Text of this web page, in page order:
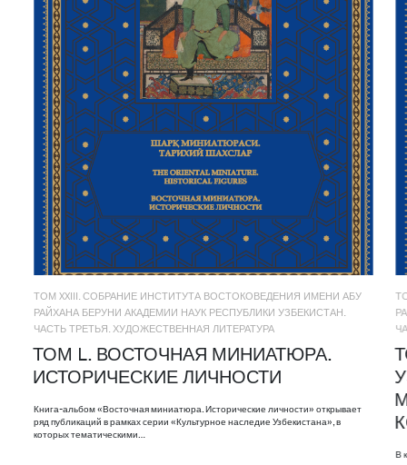
ТОМ XXIII. СОБРАНИЕ ИНСТИТУТА ВОСТОКОВЕДЕНИЯ ИМЕНИ АБУ
РАЙХАНА БЕРУНИ АКАДЕМИИ НАУК РЕСПУБЛИКИ УЗБЕКИСТАН.
ЧАСТЬ ТРЕТЬЯ. ХУДОЖЕСТВЕННАЯ ЛИТЕРАТУРА
ТОМ L. ВОСТОЧНАЯ МИНИАТЮРА.
ИСТОРИЧЕСКИЕ ЛИЧНОСТИ
Книга-альбом «Восточная миниатюра. Исторические личности» открывает
ряд публикаций в рамках серии «Культурное наследие Узбекистана», в
которых тематическими…
В